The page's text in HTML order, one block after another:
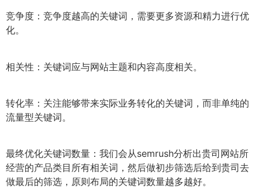
竞争度：竞争度越高的关键词，需要更多资源和精力进行优
化。
相关性：关键词应与网站主题和内容高度相关。
转化率：关注能够带来实际业务转化的关键词，而非单纯的
流量型关键词。
最终优化关键词数量：我们会从semrush分析出贵司网站所
经营的产品类目所有相关词，然后做初步筛选后给到贵司去
做最后的筛选，原则布局的关键词数量越多越好。